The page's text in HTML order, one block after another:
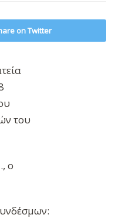
on Twitter
του
ο